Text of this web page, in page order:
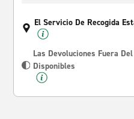
El Servicio De Recogida
Las Devoluciones Fuera
Disponibles